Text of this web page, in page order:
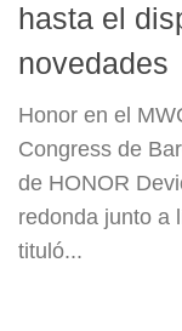
hasta el
novedades
Honor en el
Congress de
de HONOR
redonda junto a
tituló...